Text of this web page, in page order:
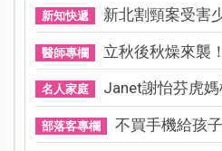
新知快遞 新北割頸案受害
醫師專欄 立秋後秋燥來襲
名人家庭 Janet謝怡芬虎
部落客專欄 不買手機給孩